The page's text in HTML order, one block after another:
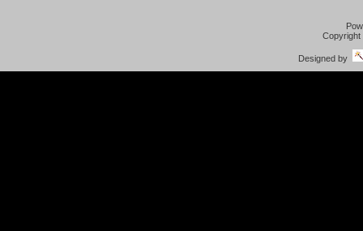
Designed by